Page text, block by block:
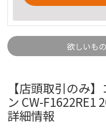
欲しいも
【店頭取引のみ
ン CW-F1622RE1
詳細情報